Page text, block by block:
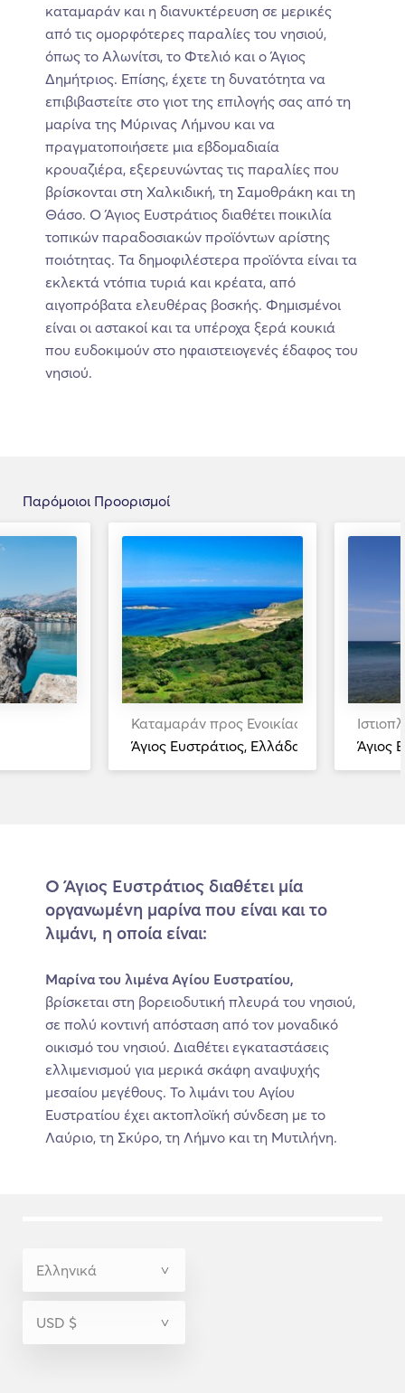
καταμαράν και η διανυκτέρευση σε μερικές
από τις ομορφότερες παραλίες του νησιού,
όπως το Αλωνίτσι, το Φτελιό και ο Άγιος
Δημήτριος. Επίσης, έχετε τη δυνατότητα να
επιβιβαστείτε στο γιοτ της επιλογής σας από τη
μαρίνα της Μύρινας Λήμνου και να
πραγματοποιήσετε μια εβδομαδιαία
κρουαζιέρα, εξερευνώντας τις παραλίες που
βρίσκονται στη Χαλκιδική, τη Σαμοθράκη και τη
Θάσο. Ο Άγιος Ευστράτιος διαθέτει ποικιλία
τοπικών παραδοσιακών προϊόντων αρίστης
ποιότητας. Τα δημοφιλέστερα προϊόντα είναι τα
εκλεκτά ντόπια τυριά και κρέατα, από
αιγοπρόβατα ελευθέρας βοσκής. Φημισμένοι
είναι οι αστακοί και τα υπέροχα ξερά κουκιά
που ευδοκιμούν στο ηφαιστειογενές έδαφος του
νησιού.
Παρόμοιοι Προορισμοί
Καταμαράν προς Ενοικίαση
Άγιος Ευστράτιος, Ελλάδα
Άγιος
Ο Άγιος Ευστράτιος διαθέτει μία
οργανωμένη μαρίνα που είναι και το
λιμάνι, η οποία είναι:
Μαρίνα του λιμένα Αγίου Ευστρατίου,
βρίσκεται στη βορειοδυτική πλευρά του νησιού,
σε πολύ κοντινή απόσταση από τον μοναδικό
οικισμό του νησιού. Διαθέτει εγκαταστάσεις
ελλιμενισμού για μερικά σκάφη αναψυχής
μεσαίου μεγέθους. Το λιμάνι του Αγίου
Ευστρατίου έχει ακτοπλοϊκή σύνδεση με το
Λαύριο, τη Σκύρο, τη Λήμνο και τη Μυτιλήνη.